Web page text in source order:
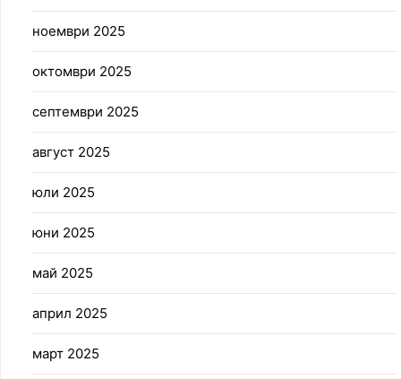
ноември 2025
октомври 2025
септември 2025
август 2025
юли 2025
юни 2025
май 2025
април 2025
март 2025